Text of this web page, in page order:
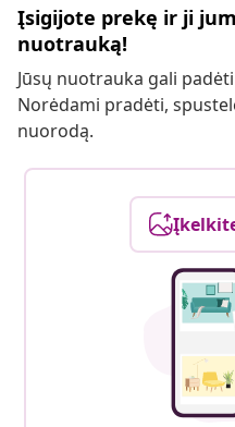
Įsigijote prekę ir ji
nuotrauką!
Jūsų nuotrauka gali
Norėdami pradėti,
nuorodą.